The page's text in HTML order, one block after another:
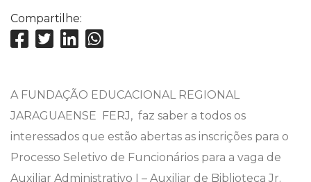
Compartilhe:
A FUNDAÇÃO EDUCACIONAL REGIONAL
JARAGUAENSE  FERJ, faz saber a todos os
interessados que estão abertas as inscrições para o
Processo Seletivo de Funcionários para a vaga de
Auxiliar Administrativo I – Auxiliar de Biblioteca Jr.